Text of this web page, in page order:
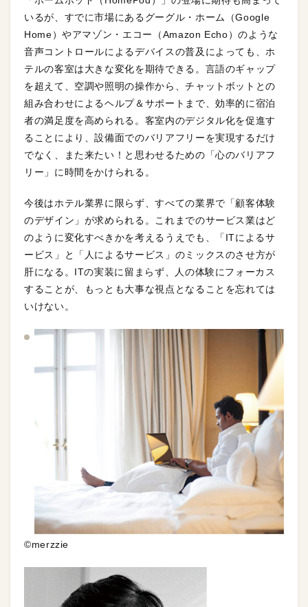
いるが、すでに市場にあるグーグル・ホーム（Google
Home）やアマゾン・エコー（Amazon Echo）のような
音声コントロールによるデバイスの普及によっても、ホ
テルの客室は大きな変化を期待できる。言語のギャップ
を超えて、空調や照明の操作から、チャットボットとの
組み合わせによるヘルプ＆サポートまで、効率的に宿泊
者の満足度を高められる。客室内のデジタル化を促進す
ることにより、設備面でのバリアフリーを実現するだけ
でなく、また来たい！と思わせるための「心のバリアフ
リー」に時間をかけられる。
今後はホテル業界に限らず、すべての業界で「顧客体験
のデザイン」が求められる。これまでのサービス業はど
のように変化すべきかを考えるうえでも、「ITによるサ
ービス」と「人によるサービス」のミックスのさせ方が
肝になる。ITの実装に留まらず、人の体験にフォーカス
することが、もっとも大事な視点となることを忘れては
いけない。
©merzzie